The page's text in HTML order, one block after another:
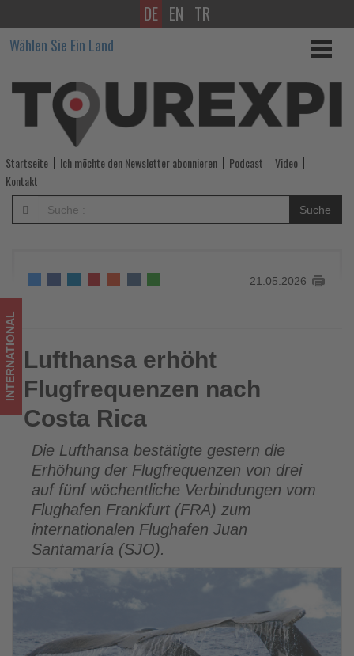
Lufthansa
erhöht
Flugfrequenzen
nach
Costa
Rica
was
im
Tourismus
los
ist!
DE EN TR
Wählen Sie Ein Land
Startseite Ich möchte den Newsletter abonnieren Podcast
Video
Kontakt
Suche
21.05.2026
Lufthansa erhöht Flugfrequenzen nach Costa Rica
INTERNATIONAL Lufthansa erhöht
Flugfrequenzen nach
Costa Rica
Die Lufthansa bestätigte gestern die
Erhöhung der Flugfrequenzen von drei
auf fünf wöchentliche Verbindungen vom
Flughafen Frankfurt (FRA) zum
internationalen Flughafen Juan
Santamaría (SJO).